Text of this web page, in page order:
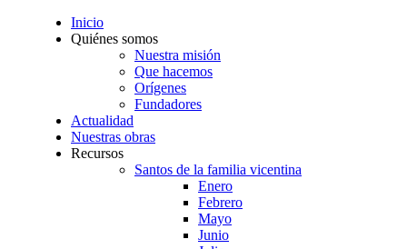
Inicio
Quiénes somos
Nuestra misión
Que hacemos
Orígenes
Fundadores
Actualidad
Nuestras obras
Recursos
Santos de la familia vicentina
Enero
Febrero
Mayo
Junio